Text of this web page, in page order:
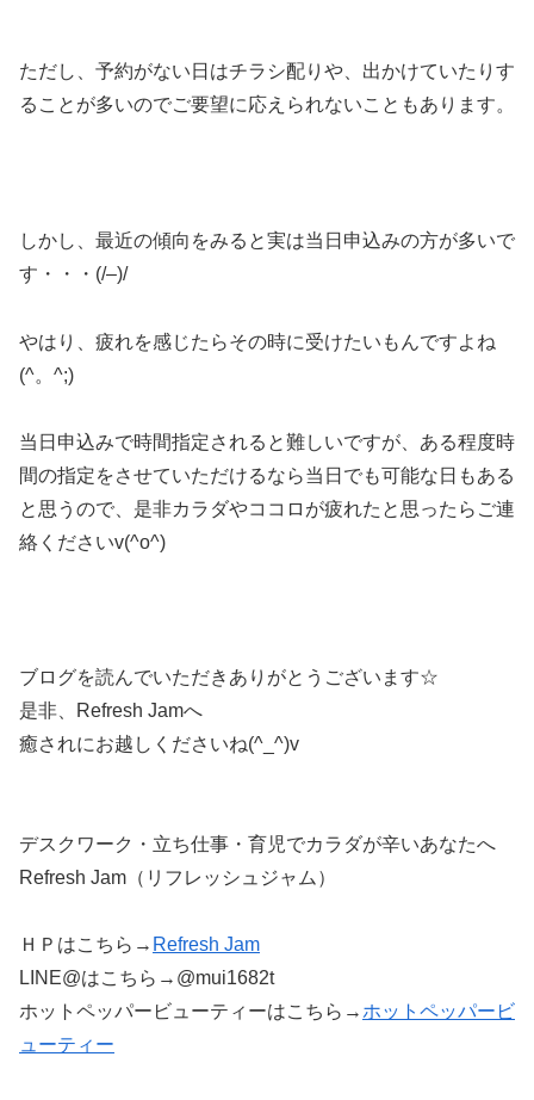
ただし、予約がない日はチラシ配りや、出かけていたりす
ることが多いのでご要望に応えられないこともあります。
しかし、最近の傾向をみると実は当日申込みの方が多いで
す・・・(/–)/
やはり、疲れを感じたらその時に受けたいもんですよね
(^。^;)
当日申込みで時間指定されると難しいですが、ある程度時
間の指定をさせていただけるなら当日でも可能な日もある
と思うので、是非カラダやココロが疲れたと思ったらご連
絡くださいv(^o^)
ブログを読んでいただきありがとうございます☆
是非、Refresh Jamへ
癒されにお越しくださいね(^_^)v
デスクワーク・立ち仕事・育児でカラダが辛いあなたへ
Refresh Jam（リフレッシュジャム）
ＨＰはこちら→ Refresh Jam
LINE@はこちら→@mui1682t
ホットペッパービューティーはこちら→ ホットペッパービ
ューティー